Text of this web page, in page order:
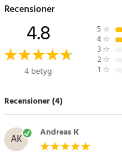
Den ergonomiska in-ear-
för pendling, träning och
hantering av volym, musik
Bluetooth 5.3 och
mellan olika enheter.
Specifikation
- Varumärke: JBL
- Produktlinje: Tune
- Modell: Beam Ghost Edition
Recensioner
4.8
4 betyg
5 ☆
4 ☆
3 ☆
2 ☆
1 ☆
Recensioner (4)
AK Andreas K